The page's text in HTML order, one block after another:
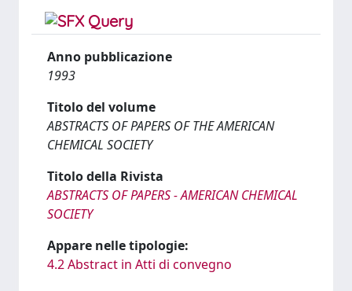
Anno pubblicazione
1993
Titolo del volume
ABSTRACTS OF PAPERS OF THE AMERICAN
CHEMICAL SOCIETY
Titolo della Rivista
ABSTRACTS OF PAPERS - AMERICAN CHEMICAL
SOCIETY
Appare nelle tipologie:
4.2 Abstract in Atti di convegno